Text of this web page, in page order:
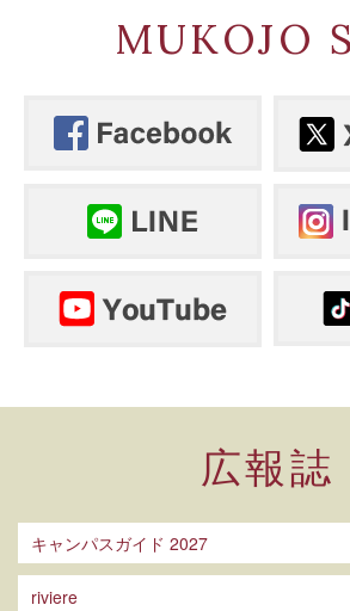
MUKOJO
広報誌
キャンパスガイド 2027
riviere